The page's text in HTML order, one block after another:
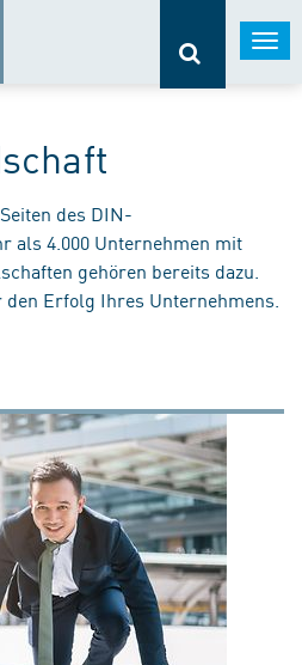
des DIN-
als 4.000 Unternehmen mit
gehören bereits dazu.
Erfolg Ihres Unternehmens.